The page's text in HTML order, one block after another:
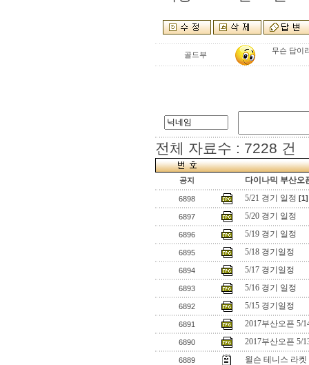
골드부 무슨 답이
전체 자료수 : 7228 건
공지 다이나믹 부산오
6898 5/21 경기 일정 [1]
6897 5/20 경기 일정
6896 5/19 경기 일정
6895 5/18 경기일정
6894 5/17 경기일정
6893 5/16 경기 일정
6892 5/15 경기일정
6891 2017부산오픈 5/
6890 2017부산오픈 5/
6889 윌슨 테니스 라